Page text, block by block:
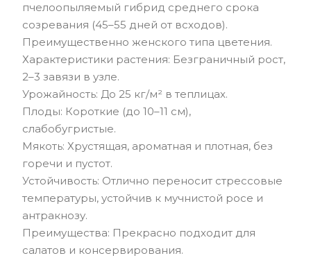
пчелоопыляемый гибрид среднего срока
созревания (45–55 дней от всходов).
Преимущественно женского типа цветения.
Характеристики растения: Безграничный рост,
2–3 завязи в узле.
Урожайность: До 25 кг/м² в теплицах.
Плоды: Короткие (до 10–11 см),
слабобугристые.
Мякоть: Хрустящая, ароматная и плотная, без
горечи и пустот.
Устойчивость: Отлично переносит стрессовые
температуры, устойчив к мучнистой росе и
антракнозу.
Преимущества: Прекрасно подходит для
салатов и консервирования.